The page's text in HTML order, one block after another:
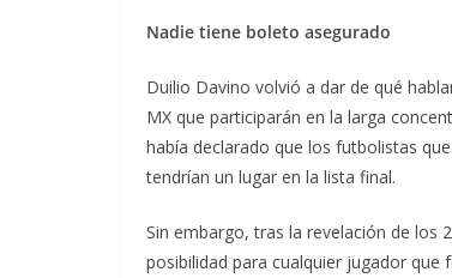
Nadie tiene boleto asegurado
Duilio Davino volvió a dar de qué
MX que participarán en la larga
había declarado que los futbolistas
tendrían un lugar en la lista final.
Sin embargo, tras la revelación de los
posibilidad para cualquier jugador que